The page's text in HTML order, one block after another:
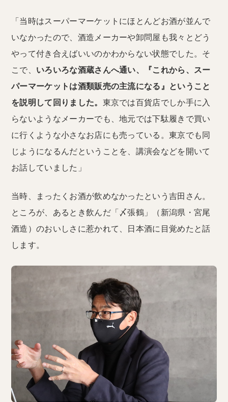
「当時はスーパーマーケットにほとんどお酒が並んで
いなかったので、酒造メーカーや卸問屋も我々とどう
やって付き合えばいいのかわからない状態でした。そ
こで、 いろいろな酒蔵さんへ通い、『これから、スー
パーマーケットは酒類販売の主流になる』ということ
を説明して回りました。 東京では百貨店でしか手に入
らないようなメーカーでも、地元では下駄履きで買い
に行くような小さなお店にも売っている。東京でも同
じようになるんだということを、講演会などを開いて
お話していました」
当時、まったくお酒が飲めなかったという吉田さん。
ところが、あるとき飲んだ「〆張鶴」（新潟県・宮尾
酒造）のおいしさに惹かれて、日本酒に目覚めたと話
します。